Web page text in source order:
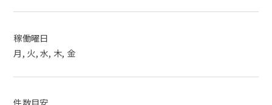
稼働曜日
月, 火, 水, 木, 金